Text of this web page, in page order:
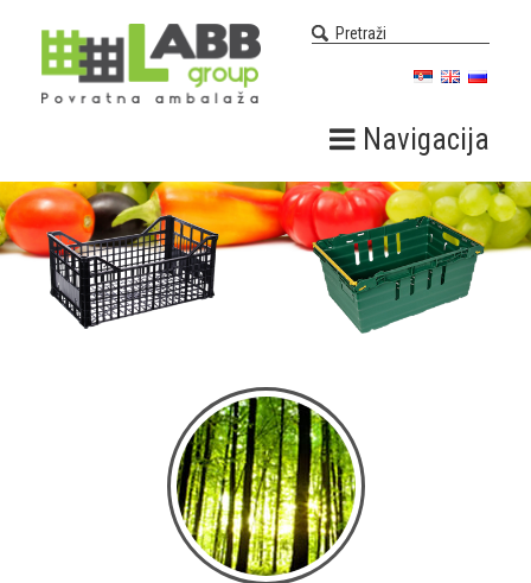
Navigacija